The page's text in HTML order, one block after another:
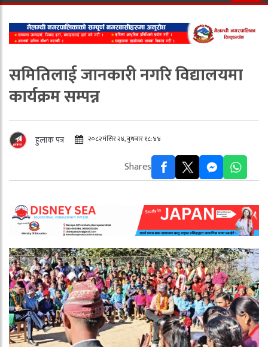
समितिलाई जानकारी नगरि विद्यालयमा
कार्यक्रम सम्पन्न
हुलाक पत्र २०८२ मंसिर २४, बुधबार १८:४४
Shares